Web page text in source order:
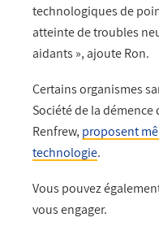
technologiques de
atteinte de troubles
aidants », ajoute Ron.
Certains organismes
Société de la démence
Renfrew, proposent
technologie.
Vous pouvez
vous engager.